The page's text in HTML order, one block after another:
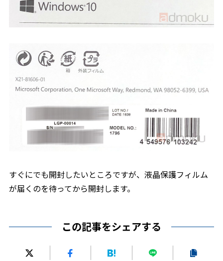
すぐにでも開封したいところですが、液晶保護フィルム
が届くのを待ってから開封します。
この記事をシェアする